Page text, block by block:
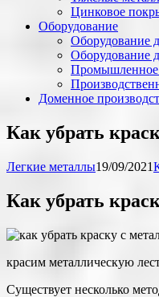
Цинковое
Оборудование
Оборудование
Оборудование
Промышленное
Доменное
Как убрать
Легкие металлы19/09/2021
Как убрать
красим металлическую
Существует несколько